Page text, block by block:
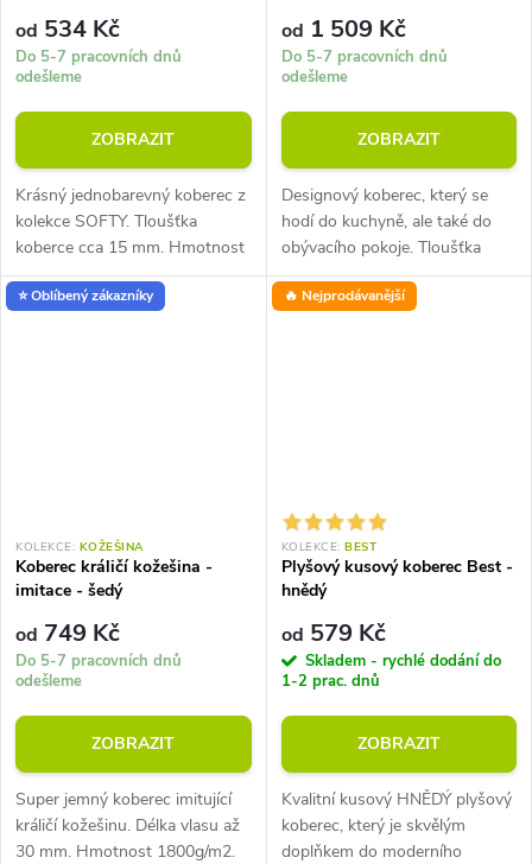
od 534 Kč
Do 5-7 pracovních dnů
odešleme
ZOBRAZIT
Krásný jednobarevný koberec z
kolekce SOFTY. Tloušťka
koberce cca 15 mm. Hmotnost
2250 g/m2. Materiál
polypropylen. Země původu
od 1 509 Kč
Do 5-7 pracovních dnů
odešleme
ZOBRAZIT
Designový koberec, který se
hodí do kuchyně, ale také do
obývacího pokoje. Tloušťka
koberce 5 mm. Hmotnost
koberce přibližně 1500 g/m2.
⭐ Oblíbený zákazníky
KOLEKCE: KOŽEŠINA
Koberec králičí kožešina -
imitace - šedý
od 749 Kč
Do 5-7 pracovních dnů
odešleme
ZOBRAZIT
Super jemný koberec imitující
králičí kožešinu. Délka vlasu až
30 mm. Hmotnost 1800g/m2.
🔥 Nejprodávanější
KOLEKCE: BEST
Plyšový kusový koberec Best -
hnědý
od 579 Kč
Skladem - rychlé dodání do
1-2 prac. dnů
ZOBRAZIT
Kvalitní kusový HNĚDÝ plyšový
koberec, který je skvělým
doplňkem do moderního